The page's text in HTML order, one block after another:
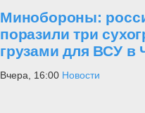
Минобороны:
поразили три
грузами для ВСУ в
Вчера, 16:00 Новости